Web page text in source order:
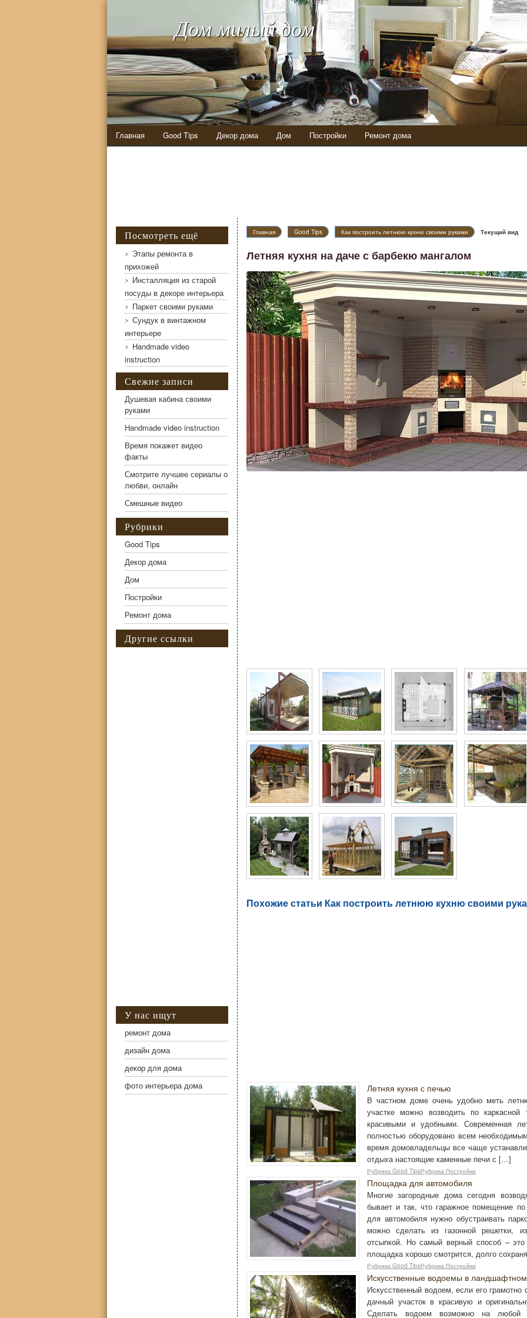
Дом милый дом
Главная Good Tips Декор дома Дом Постройки Ремонт дома
Главная Good Tips Как построить летнюю кухню своими руками Текущий вид
Летняя кухня на даче с барбекю мангалом
Летняя кухня на даче с барбекю мангалом
Похожие статьи Как построить летнюю кухню своими
Летняя кухня с печью
В частном доме очень удобно меть
участке можно возводить по
красивыми и удобными. Современная
полностью оборудовано всем
время домовладельцы все чаще
отдыха настоящие каменные печи с […]
Рубрика Good TipsРубрика Постройки
Площадка для автомобиля
Многие загородные дома сегодня
бывает и так, что гаражное помещение
для автомобиля нужно обустраивать
можно сделать из газонной решетки,
отсыпкой. Но самый верный способ –
площадка хорошо смотрится, долго
Рубрика Good TipsРубрика Постройки
Искусственные водоемы в
Искусственный водоем, если его
дачный участок в красивую и
Сделать водоем возможно на любой
Посмотреть ещё
Этапы ремонта в
прихожей
Инсталляция из старой
посуды в декоре интерьера
Паркет своими руками
Сундук в винтажном
интерьере
Handmade video
instruction
Свежие записи
Душевая кабина своими
руками
Handmade video instruction
Время покажет видео
факты
Смотрите лучшее сериалы о
любви, онлайн
Смешные видео
Рубрики
Good Tips
Декор дома
Дом
Постройки
Ремонт дома
Другие ссылки
У нас ищут
ремонт дома
дизайн дома
декор для дома
фото интерьера дома